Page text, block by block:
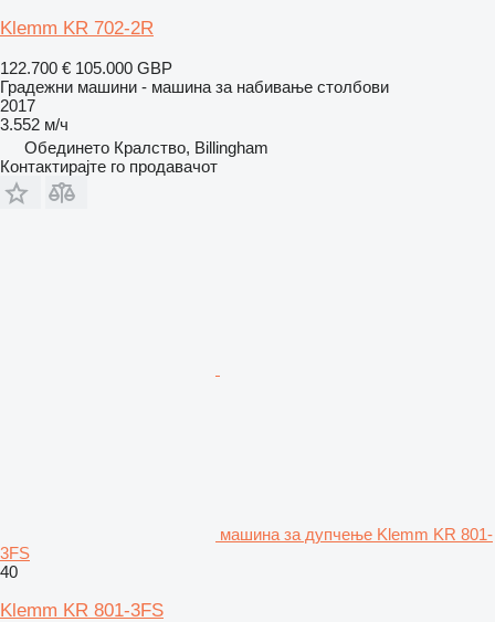
Klemm KR 702-2R
122.700 € 105.000 GBP
Градежни машини - машина за набивање столбови
2017
3.552 м/ч
Обединето Кралство, Billingham
Контактирајте го продавачот
машина за дупчење Klemm KR 801-
3FS
40
Klemm KR 801-3FS